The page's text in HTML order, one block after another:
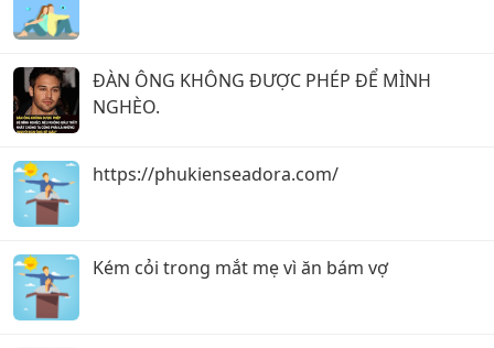
ĐÀN ÔNG KHÔNG ĐƯỢC PHÉP ĐỂ MÌNH
NGHÈO.
https://phukienseadora.com/
Kém cỏi trong mắt mẹ vì ăn bám vợ